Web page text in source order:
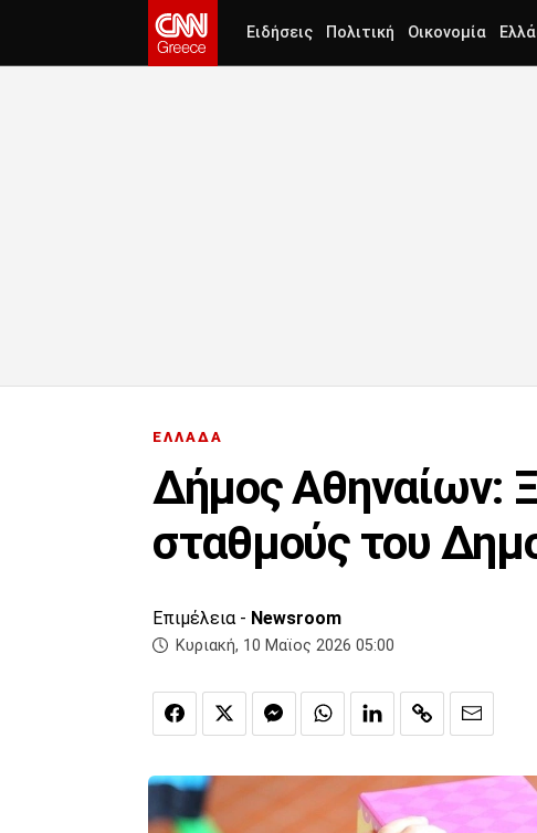
Ειδήσεις Πολιτική Οικονομία
ΕΛΛΑΔΑ
Δήμος Αθηναίων:
σταθμούς του
Επιμέλεια - Newsroom
Κυριακή, 10 Μαϊος 2026 05:00